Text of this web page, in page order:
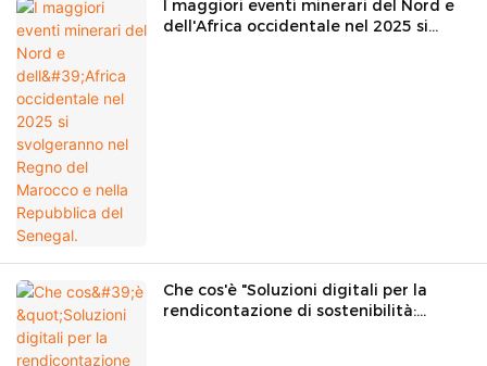
I maggiori eventi minerari del Nord e
dell'Africa occidentale nel 2025 si
Che cos'è "Soluzioni digitali per la
rendicontazione di sostenibilità: